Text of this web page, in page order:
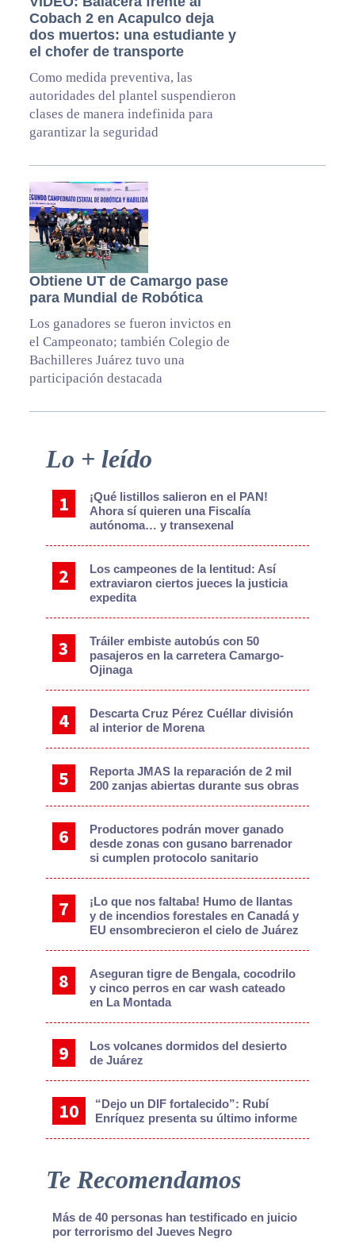
Cobach 2 en Acapulco deja
dos muertos: una estudiante y
el chofer de transporte
Como medida preventiva, las
autoridades del plantel suspendieron
clases de manera indefinida para
garantizar la seguridad
Obtiene UT de Camargo pase
para Mundial de Robótica
Los ganadores se fueron invictos en
el Campeonato; también Colegio de
Bachilleres Juárez tuvo una
participación destacada
Primary
Sidebar
Lo + leído
¡Qué listillos salieron en el PAN!
Ahora sí quieren una Fiscalía
autónoma… y transexenal
Los campeones de la lentitud: Así
extraviaron ciertos jueces la justicia
expedita
Tráiler embiste autobús con 50
pasajeros en la carretera Camargo-
Ojinaga
Descarta Cruz Pérez Cuéllar división
al interior de Morena
Reporta JMAS la reparación de 2 mil
200 zanjas abiertas durante sus obras
Productores podrán mover ganado
desde zonas con gusano barrenador
si cumplen protocolo sanitario
¡Lo que nos faltaba! Humo de llantas
y de incendios forestales en Canadá y
EU ensombrecieron el cielo de Juárez
Aseguran tigre de Bengala, cocodrilo
y cinco perros en car wash cateado
en La Montada
Los volcanes dormidos del desierto
de Juárez
“Dejo un DIF fortalecido”: Rubí
Enríquez presenta su último informe
Te Recomendamos
Más de 40 personas han testificado en juicio
por terrorismo del Jueves Negro